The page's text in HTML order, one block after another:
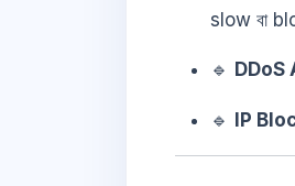
slow বা
🔹
🔹 IP